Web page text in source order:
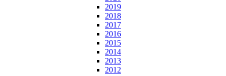
2019
2018
2017
2016
2015
2014
2013
2012